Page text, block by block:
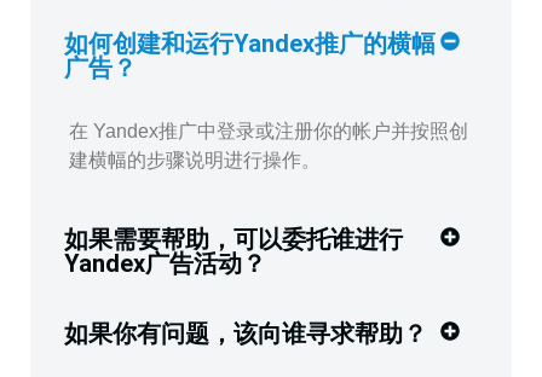
如何创建和运行Yandex推广的横幅
广告？
在 Yandex推广中登录或注册你的帐户并按照创
建横幅的步骤说明进行操作。
如果需要帮助，可以委托谁进行
Yandex广告活动？
如果你有问题，该向谁寻求帮助？